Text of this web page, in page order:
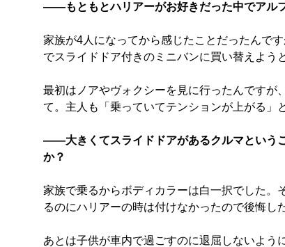
――もともとハリアーがお好きだった中でアル
家族が4人になってから感じたことだったんで
でスライドドア付きのミニバンに買い替えよう
最初はノアやヴォクシーを見に行ったんですが
て。主人も「乗っていてテンションが上がる」
――大きくてスライドドアがあるクルマという
か？
家族で乗るからボディカラーは白一択でした。
るのにハリアーの時は付けなかったので後悔し
あとは子供が車内で過ごすのに退屈しないよ